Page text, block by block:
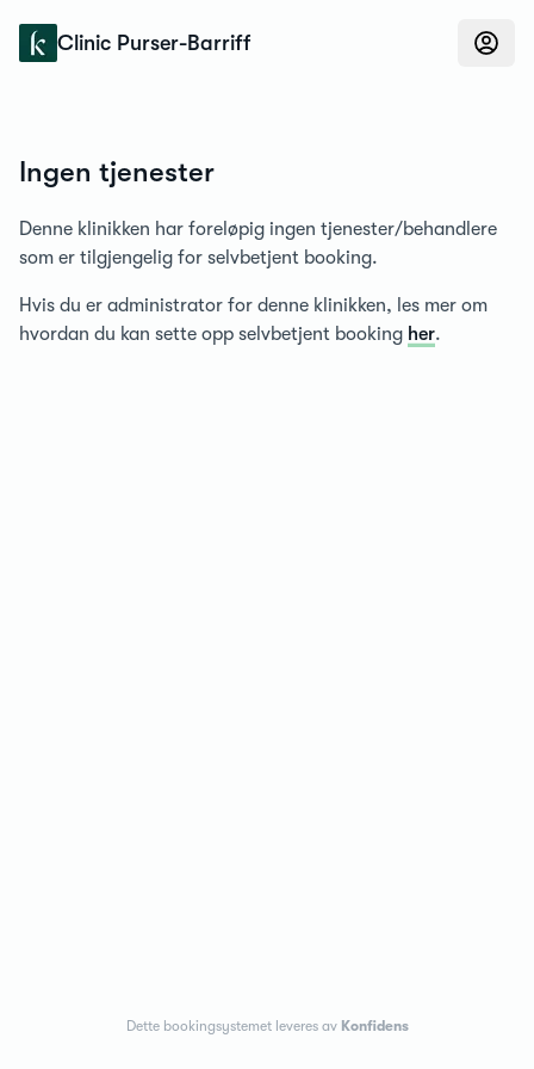
Clinic Purser-Barriff
Ingen tjenester
Denne klinikken har foreløpig ingen tjenester/behandlere
som er tilgjengelig for selvbetjent booking.
Hvis du er administrator for denne klinikken, les mer om
hvordan du kan sette opp selvbetjent booking her.
Dette bookingsystemet leveres av Konfidens